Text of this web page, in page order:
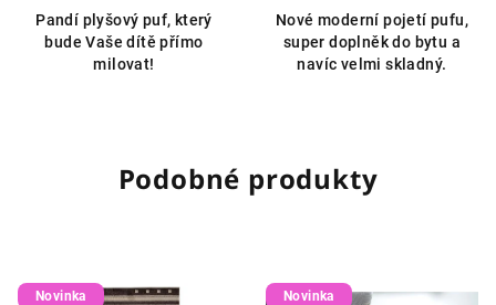
Pandí plyšový puf, který
bude Vaše dítě přímo
milovat!
Nové moderní pojetí pufu,
super doplněk do bytu a
navíc velmi skladný.
Podobné produkty
Novinka
Novinka